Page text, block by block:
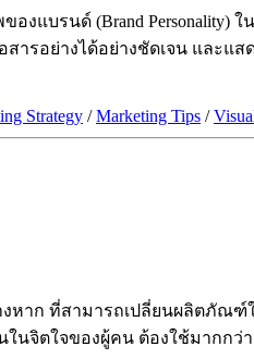
งแบรนด์ (Brand Personality)
รอย่างได้อย่างชัดเจน และแส
Strategy /Marketing Tips /
งหาก ที่สามารถเปลี่ยนผลิตภัณ
นจิตใจของผู้คน ต้องใช้มากก